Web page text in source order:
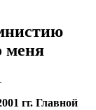
меня
гг. Главной